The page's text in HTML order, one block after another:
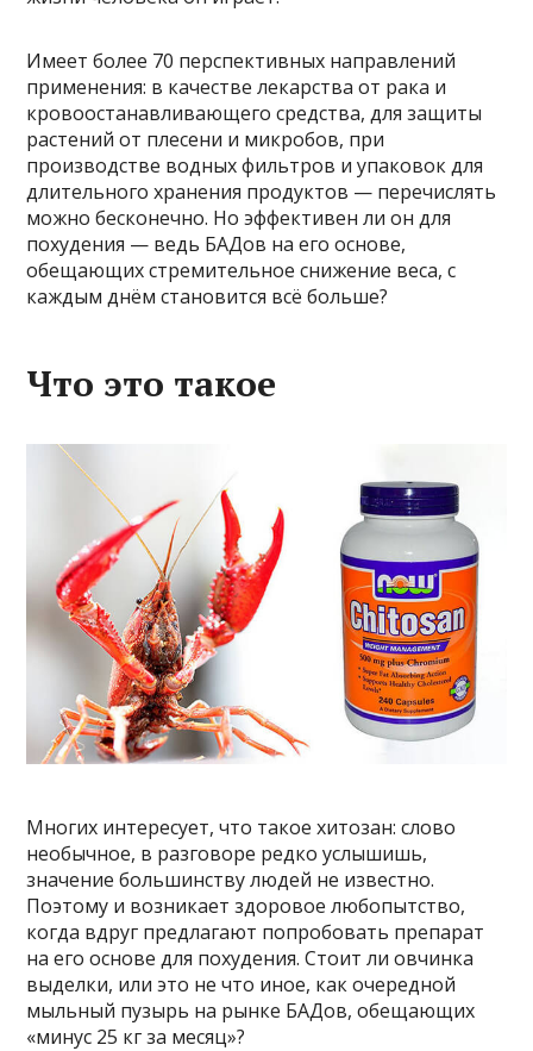
Имеет более 70 перспективных направлений
применения: в качестве лекарства от рака и
кровоостанавливающего средства, для защиты
растений от плесени и микробов, при
производстве водных фильтров и упаковок для
длительного хранения продуктов — перечислять
можно бесконечно. Но эффективен ли он для
похудения — ведь БАДов на его основе,
обещающих стремительное снижение веса, с
каждым днём становится всё больше?
Что это такое
Многих интересует, что такое хитозан: слово
необычное, в разговоре редко услышишь,
значение большинству людей не известно.
Поэтому и возникает здоровое любопытство,
когда вдруг предлагают попробовать препарат
на его основе для похудения. Стоит ли овчинка
выделки, или это не что иное, как очередной
мыльный пузырь на рынке БАДов, обещающих
«минус 25 кг за месяц»?